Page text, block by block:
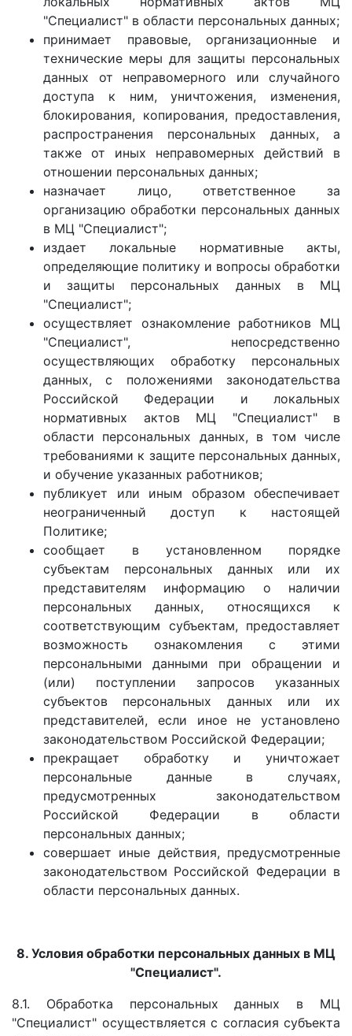
"Специалист" в области персональных данных;
принимает правовые, организационные и
технические меры для защиты персональных
данных от неправомерного или случайного
доступа к ним, уничтожения, изменения,
блокирования, копирования, предоставления,
распространения персональных данных, а
также от иных неправомерных действий в
отношении персональных данных;
назначает лицо, ответственное за
организацию обработки персональных данных
в МЦ "Специалист";
издает локальные нормативные акты,
определяющие политику и вопросы обработки
и защиты персональных данных в МЦ
"Специалист";
осуществляет ознакомление работников МЦ
"Специалист", непосредственно
осуществляющих обработку персональных
данных, с положениями законодательства
Российской Федерации и локальных
нормативных актов МЦ "Специалист" в
области персональных данных, в том числе
требованиями к защите персональных данных,
и обучение указанных работников;
публикует или иным образом обеспечивает
неограниченный доступ к настоящей
Политике;
сообщает в установленном порядке
субъектам персональных данных или их
представителям информацию о наличии
персональных данных, относящихся к
соответствующим субъектам, предоставляет
возможность ознакомления с этими
персональными данными при обращении и
(или) поступлении запросов указанных
субъектов персональных данных или их
представителей, если иное не установлено
законодательством Российской Федерации;
прекращает обработку и уничтожает
персональные данные в случаях,
предусмотренных законодательством
Российской Федерации в области
персональных данных;
совершает иные действия, предусмотренные
законодательством Российской Федерации в
области персональных данных.
8. Условия обработки персональных данных в МЦ
"Специалист".
8.1. Обработка персональных данных в МЦ
"Специалист" осуществляется с согласия субъекта